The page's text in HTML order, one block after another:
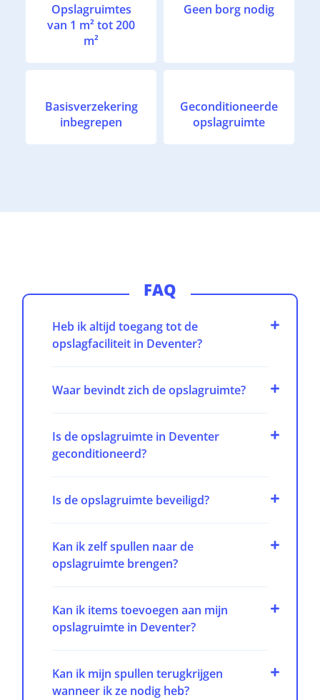
Opslagruimtes
van 1 m² tot 200
m²
Geen borg nodig
Basisverzekering
inbegrepen
Geconditioneerde
opslagruimte
FAQ
Heb ik altijd toegang tot de
opslagfaciliteit in Deventer?
Waar bevindt zich de opslagruimte?
Is de opslagruimte in Deventer
geconditioneerd?
Is de opslagruimte beveiligd?
Kan ik zelf spullen naar de
opslagruimte brengen?
Kan ik items toevoegen aan mijn
opslagruimte in Deventer?
Kan ik mijn spullen terugkrijgen
wanneer ik ze nodig heb?